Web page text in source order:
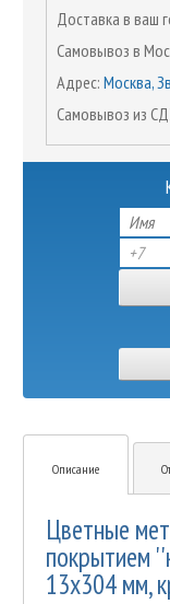
Доставка в ваш
Самовывоз в
Адрес: Москва,
Самовывоз из
Описание
Цветные
покрытием
13х304 мм,